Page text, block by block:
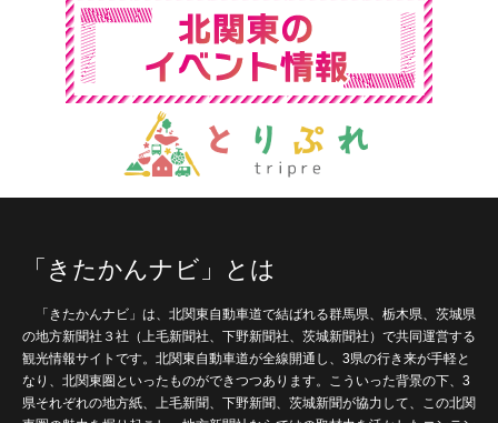
「きたかんナビ」とは
「きたかんナビ」は、北関東自動車道で結ばれる群馬県、栃木県、茨城県
の地方新聞社３社（上毛新聞社、下野新聞社、茨城新聞社）で共同運営する
観光情報サイトです。北関東自動車道が全線開通し、3県の行き来が手軽と
なり、北関東圏といったものができつつあります。こういった背景の下、3
県それぞれの地方紙、上毛新聞、下野新聞、茨城新聞が協力して、この北関